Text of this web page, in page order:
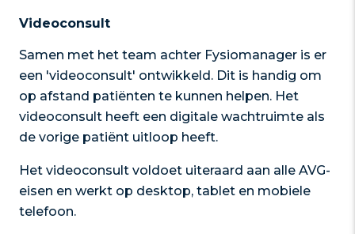
Videoconsult
Samen met het team achter Fysiomanager is er
een 'videoconsult' ontwikkeld. Dit is handig om
op afstand patiënten te kunnen helpen. Het
videoconsult heeft een digitale wachtruimte als
de vorige patiënt uitloop heeft.
Het videoconsult voldoet uiteraard aan alle AVG-
eisen en werkt op desktop, tablet en mobiele
telefoon.